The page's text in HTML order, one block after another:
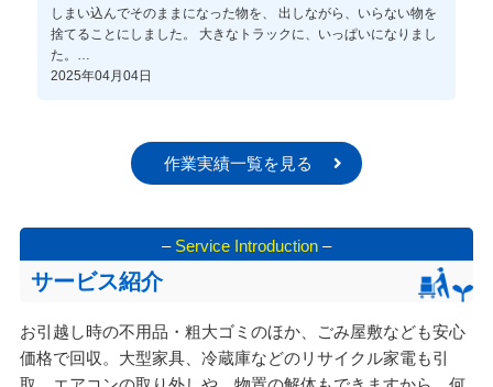
しまい込んでそのままになった物を、 出しながら、いらない物を
捨てることにしました。 大きなトラックに、いっぱいになりまし
た。…
2025年04月04日
作業実績一覧を見る
– Service Introduction –
サービス紹介
お引越し時の不用品・粗大ゴミのほか、ごみ屋敷なども安心
価格で回収。大型家具、冷蔵庫などのリサイクル家電も引